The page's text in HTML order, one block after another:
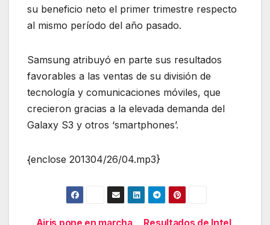
su beneficio neto el primer trimestre respecto
al mismo período del año pasado.
Samsung atribuyó en parte sus resultados
favorables a las ventas de su división de
tecnología y comunicaciones móviles, que
crecieron gracias a la elevada demanda del
Galaxy S3 y otros ‘smartphones’.
{enclose 201304/26/04.mp3}